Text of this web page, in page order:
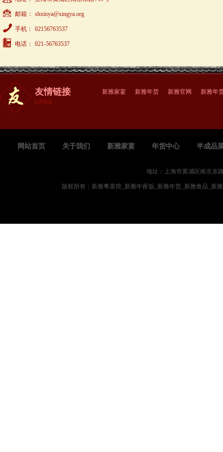
邮箱： shxinya@xingya.org
手机： 02156763537
电话： 021-56763537
友情链接 新雅家宴 新雅年货 新雅官网 新雅年
网站首页 关于我们 新雅家宴 年货中心 半成品
地址：上海市黄浦区南京
版权所有：新雅粤菜馆_新雅年夜饭_新雅年货_新雅食品_